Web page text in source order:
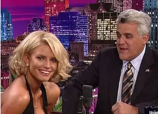
Sreća dolazi kroz ljude i
Očekuje vas sedmica puna pozitivnih
RAK
Rakovi su među najvećim sretnicima
osjećaj da ste konačno pronašli unutrašnji